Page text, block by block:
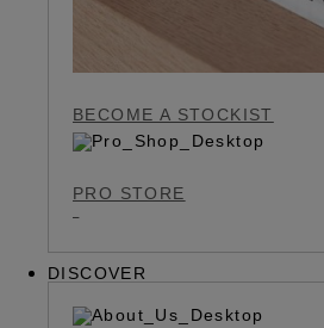
BECOME A STOCKIST
PRO STORE
DISCOVER